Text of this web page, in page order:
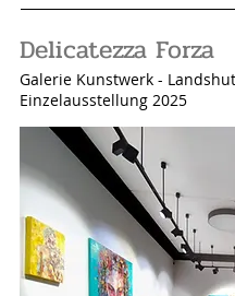
Delicatezza Forza
Galerie Kunstwerk -
Einzelausstellung 2025